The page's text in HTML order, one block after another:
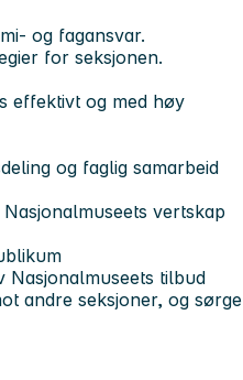
og fagansvar.
for seksjonen.
effektivt og med høy
og faglig samarbeid
vertskap
Nasjonalmuseets tilbud
andre seksjoner, og sørge